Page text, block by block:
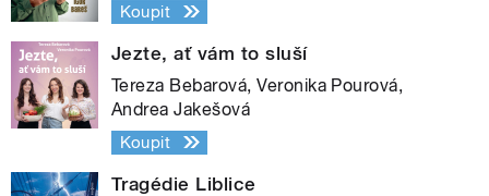
Koupit
Jezte, ať vám to sluší
Tereza Bebarová, Veronika Pourová,
Andrea Jakešová
Koupit
Tragédie Liblice